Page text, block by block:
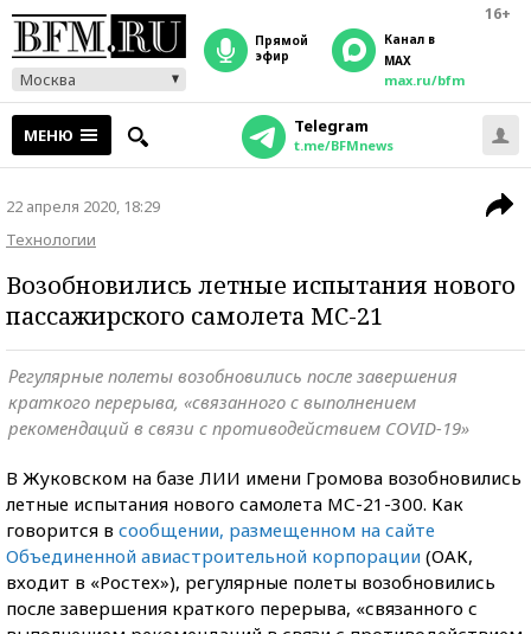
16+
Москва
прямой
эфир
Канал в
MAX
max.ru/bfm
МЕНЮ Telegram
t.me/BFMnews
22 апреля 2020, 18:29
Технологии
Возобновились летные испытания нового
пассажирского самолета МС-21
Регулярные полеты возобновились после завершения
краткого перерыва, «связанного с выполнением
рекомендаций в связи с противодействием COVID-19»
В Жуковском на базе ЛИИ имени Громова возобновились
летные испытания нового самолета МС-21-300. Как
говорится в сообщении, размещенном на сайте
Объединенной авиастроительной корпорации (ОАК,
входит в «Ростех»), регулярные полеты возобновились
после завершения краткого перерыва, «связанного с